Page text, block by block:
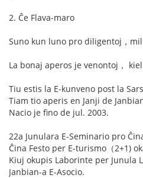
2. Ĉe Flava-maro
Suno kun luno pro diligentoj，
La bonaj aperos je venontoj，
Tiu estis la E-kunveno post la
Tiam tio aperis en Janji de
Nacio je fino de jul. 2003.
22a Junulara E-Seminario pro
Ĉina Festo per E-turismo（2+1)
Kiuj okupis Laborinte per Junula
Janbian-a E-Asocio.